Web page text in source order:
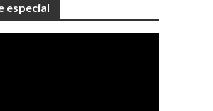
especial